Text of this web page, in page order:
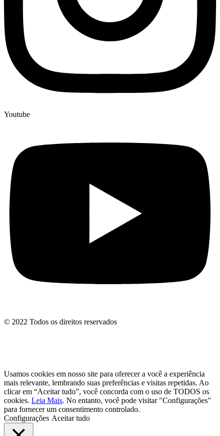
Youtube
© 2022 Todos os direitos reservados
Usamos cookies em nosso site para oferecer a você a experiência
mais relevante, lembrando suas preferências e visitas repetidas. Ao
clicar em “Aceitar tudo”, você concorda com o uso de TODOS os
cookies. Leia Mais. No entanto, você pode visitar "Configurações"
para fornecer um consentimento controlado.
Configurações Aceitar tudo